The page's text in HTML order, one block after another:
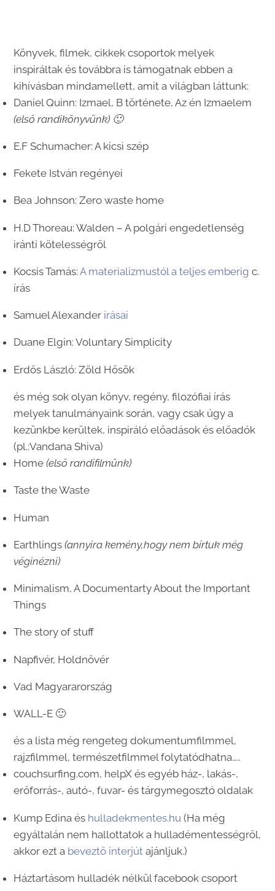
Könyvek, filmek, cikkek csoportok melyek
inspiráltak és továbbra is támogatnak ebben a
kihívásban mindamellett, amit a világban láttunk:
Daniel Quinn: Izmael, B története, Az én Izmaelem
(első randikönyvünk) 🙂
E.F Schumacher: A kicsi szép
Fekete István regényei
Bea Johnson: Zero waste home
H.D Thoreau: Walden – A polgári engedetlenség
iránti kötelességről
Kocsis Tamás:A materializmustól a teljes emberig c.
írás
Samuel Alexander írásai
Duane Elgin: Voluntary Simplicity
Erdős László: Zöld Hősök
és még sok olyan könyv, regény, filozófiai írás
melyek tanulmányaink során, vagy csak úgy a
kezünkbe kerültek, inspiráló előadások és előadók
(pl.:Vandana Shiva)
Home(első randifilmünk)
Taste the Waste
Human
Earthlings(annyira kemény,hogy nem bírtuk még
véginézni)
Minimalism, A Documentarty About the Important
Things
The story of stuff
Napfivér, Holdnővér
Vad Magyararország
WALL-E 🙂
és a lista még rengeteg dokumentumfilmmel,
rajzfilmmel, természetfilmmel folytatódhatna…..
couchsurfing.com, helpX és egyéb ház-, lakás-,
erőforrás-, autó-, fuvar- és tárgymegosztó oldalak
Kump Edina és hulladekmentes.hu (Ha még
egyáltalán nem hallottatok a hulladémentességről,
akkor ezt a beveztő interjút ajánljuk.)
Háztartásom hulladék nélkül facebook csoport